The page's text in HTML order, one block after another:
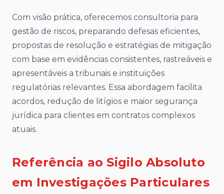
Com visão prática, oferecemos consultoria para
gestão de riscos, preparando defesas eficientes,
propostas de resolução e estratégias de mitigação
com base em evidências consistentes, rastreáveis e
apresentáveis a tribunais e instituições
regulatórias relevantes. Essa abordagem facilita
acordos, redução de litígios e maior segurança
jurídica para clientes em contratos complexos
atuais.
Referência ao Sigilo Absoluto
em Investigações Particulares